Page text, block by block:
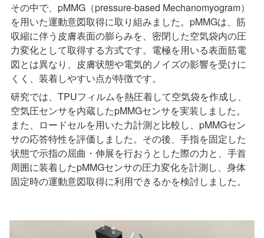
その中で、pMMG（pressure-based Mechanomyogram）
を用いた運動意図取得に取り組みました。pMMGは、筋
収縮に伴う皮膚表面の膨らみを、密閉した空気袋内の圧
力変化として取得する方式です。電極を用いる表面筋電
図とは異なり、皮膚状態や電気的ノイズの影響を受けに
くく、装着しやすい点が特徴です。
研究では、TPUフィルムを熱圧着して空気袋を作成し、
空気圧センサを内蔵したpMMGセンサを実装しました。
また、ロードセルを用いた力計測と比較し、pMMGセン
サの応答特性を評価しました。その後、手指を固定した
状態で示指の屈曲・伸展を行おうとした際の力と、手首
周囲に装着したpMMGセンサの圧力変化を計測し、身体
固定時の運動意図取得に利用できるかを検討しました。